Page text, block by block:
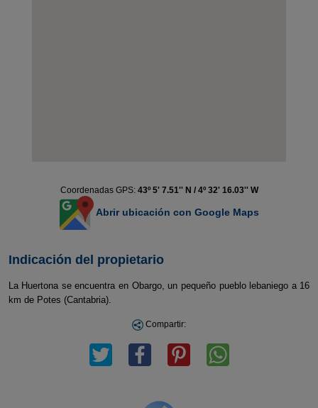
Coordenadas GPS: 43º 5' 7.51'' N / 4º 32' 16.03'' W
Abrir ubicación con Google Maps
Indicación del propietario
La Huertona se encuentra en Obargo, un pequeño pueblo lebaniego a 16
km de Potes (Cantabria).
Compartir: